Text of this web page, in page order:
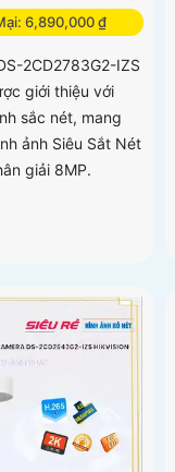
6,890,000 ₫
2CD2783G2-IZS
giới thiệu với
sắc nét, mang
ảnh Siêu Sắt Nét
giải 8MP.